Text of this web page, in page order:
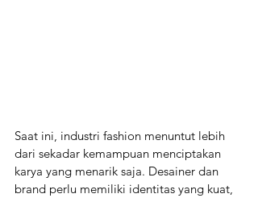
Saat ini, industri fashion menuntut lebih
dari sekadar kemampuan menciptakan
karya yang menarik saja. Desainer dan
brand perlu memiliki identitas yang kuat,